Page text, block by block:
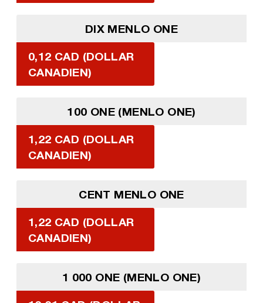
DIX MENLO ONE
0,12 CAD (DOLLAR
CANADIEN)
100 ONE (MENLO ONE)
1,22 CAD (DOLLAR
CANADIEN)
CENT MENLO ONE
1,22 CAD (DOLLAR
CANADIEN)
1 000 ONE (MENLO ONE)